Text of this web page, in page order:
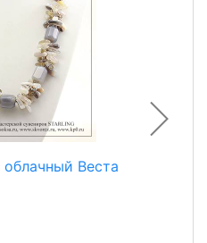
облачный Веста